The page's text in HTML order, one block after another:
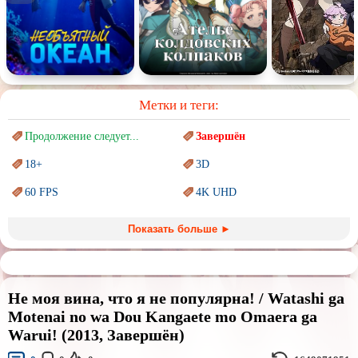
Метки и теги:
Продолжение следует... Завершён
18+ 3D
60 FPS 4K UHD
Marvel PIXAR
Sci-Fi (Научнаяфантастика) Trash (трэш) movies
Авангард иСюрреализм Ангелы и Демоны
Аниме
Показать больше ►
Не моя вина, что я не популярна! / Watashi ga
Motenai no wa Dou Kangaete mo Omaera ga
Warui! (2013, Завершён)